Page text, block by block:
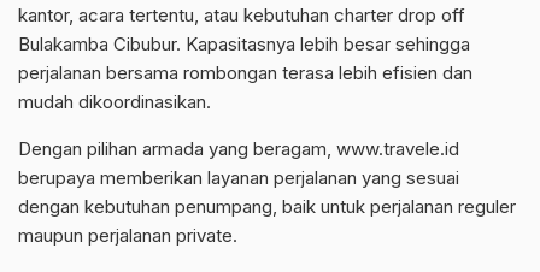
kantor, acara tertentu, atau kebutuhan charter drop off
Bulakamba Cibubur. Kapasitasnya lebih besar sehingga
perjalanan bersama rombongan terasa lebih efisien dan
mudah dikoordinasikan.
Dengan pilihan armada yang beragam, www.travele.id
berupaya memberikan layanan perjalanan yang sesuai
dengan kebutuhan penumpang, baik untuk perjalanan reguler
maupun perjalanan private.